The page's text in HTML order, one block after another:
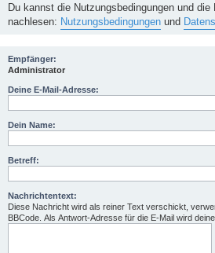
Du kannst die Nutzungsbedingungen und
nachlesen: Nutzungsbedingungen und
Empfänger:
Administrator
Deine E-Mail-Adresse:
Dein Name:
Betreff:
Nachrichtentext:
Diese Nachricht wird als reiner Text verschickt,
BBCode. Als Antwort-Adresse für die E-Mail wird